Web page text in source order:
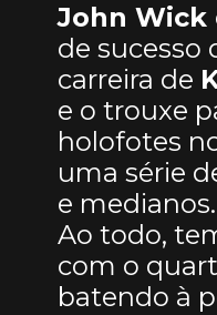
John Wick
de sucesso
carreira de
e o trouxe
holofotes
uma série
e medianos.
Ao todo,
com o
batendo à